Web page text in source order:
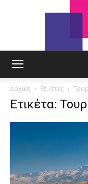
Αρχική Ετικέτες
Ετικέτα: